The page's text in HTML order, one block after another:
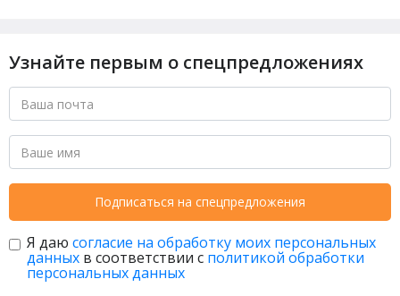
Узнайте первым о спецпредложениях
Подписаться на спецпредложения
Я даю согласие на обработку моих персональных
данных в соответствии с политикой обработки
персональных данных